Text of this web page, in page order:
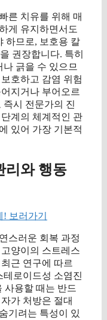
른 치유를 위해 매
게 유지하면서도
하므로, 보호용 칼
권장합니다. 특히
긁을 수 있으므
호하고 감염 위험
지거나 부어오르
즉시 전문가의 진
계의 체계적인 관
있어 가장 기본적
리와 행동
보러가기
스러운 회복 과정
양이의 스트레스
근 연구에 따르
테로이드성 소염진
사용할 때는 반드
가 처방은 절대
기려는 특성이 있